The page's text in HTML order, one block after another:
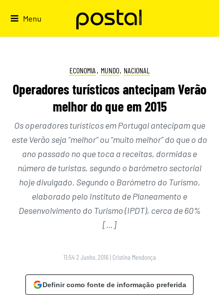
Menu
ECONOMIA , MUNDO, NACIONAL
Operadores turísticos antecipam Verão
melhor do que em 2015
Os operadores turísticos em Portugal antecipam que
este Verão seja “melhor” ou “muito melhor” do que o do
ano passado no que toca a receitas, dormidas e
número de turistas, segundo o barómetro sectorial
hoje divulgado. Segundo o Barómetro do Turismo,
elaborado pelo Instituto de Planeamento e
Desenvolvimento do Turismo (IPDT), cerca de 60%
[…]
11:54 2 Junho, 2016 | Cristina Mendonça
Definir como fonte de informação preferida